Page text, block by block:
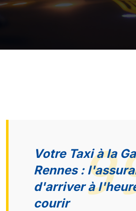
Votre Taxi à la
Rennes :
d'arriver à
courir